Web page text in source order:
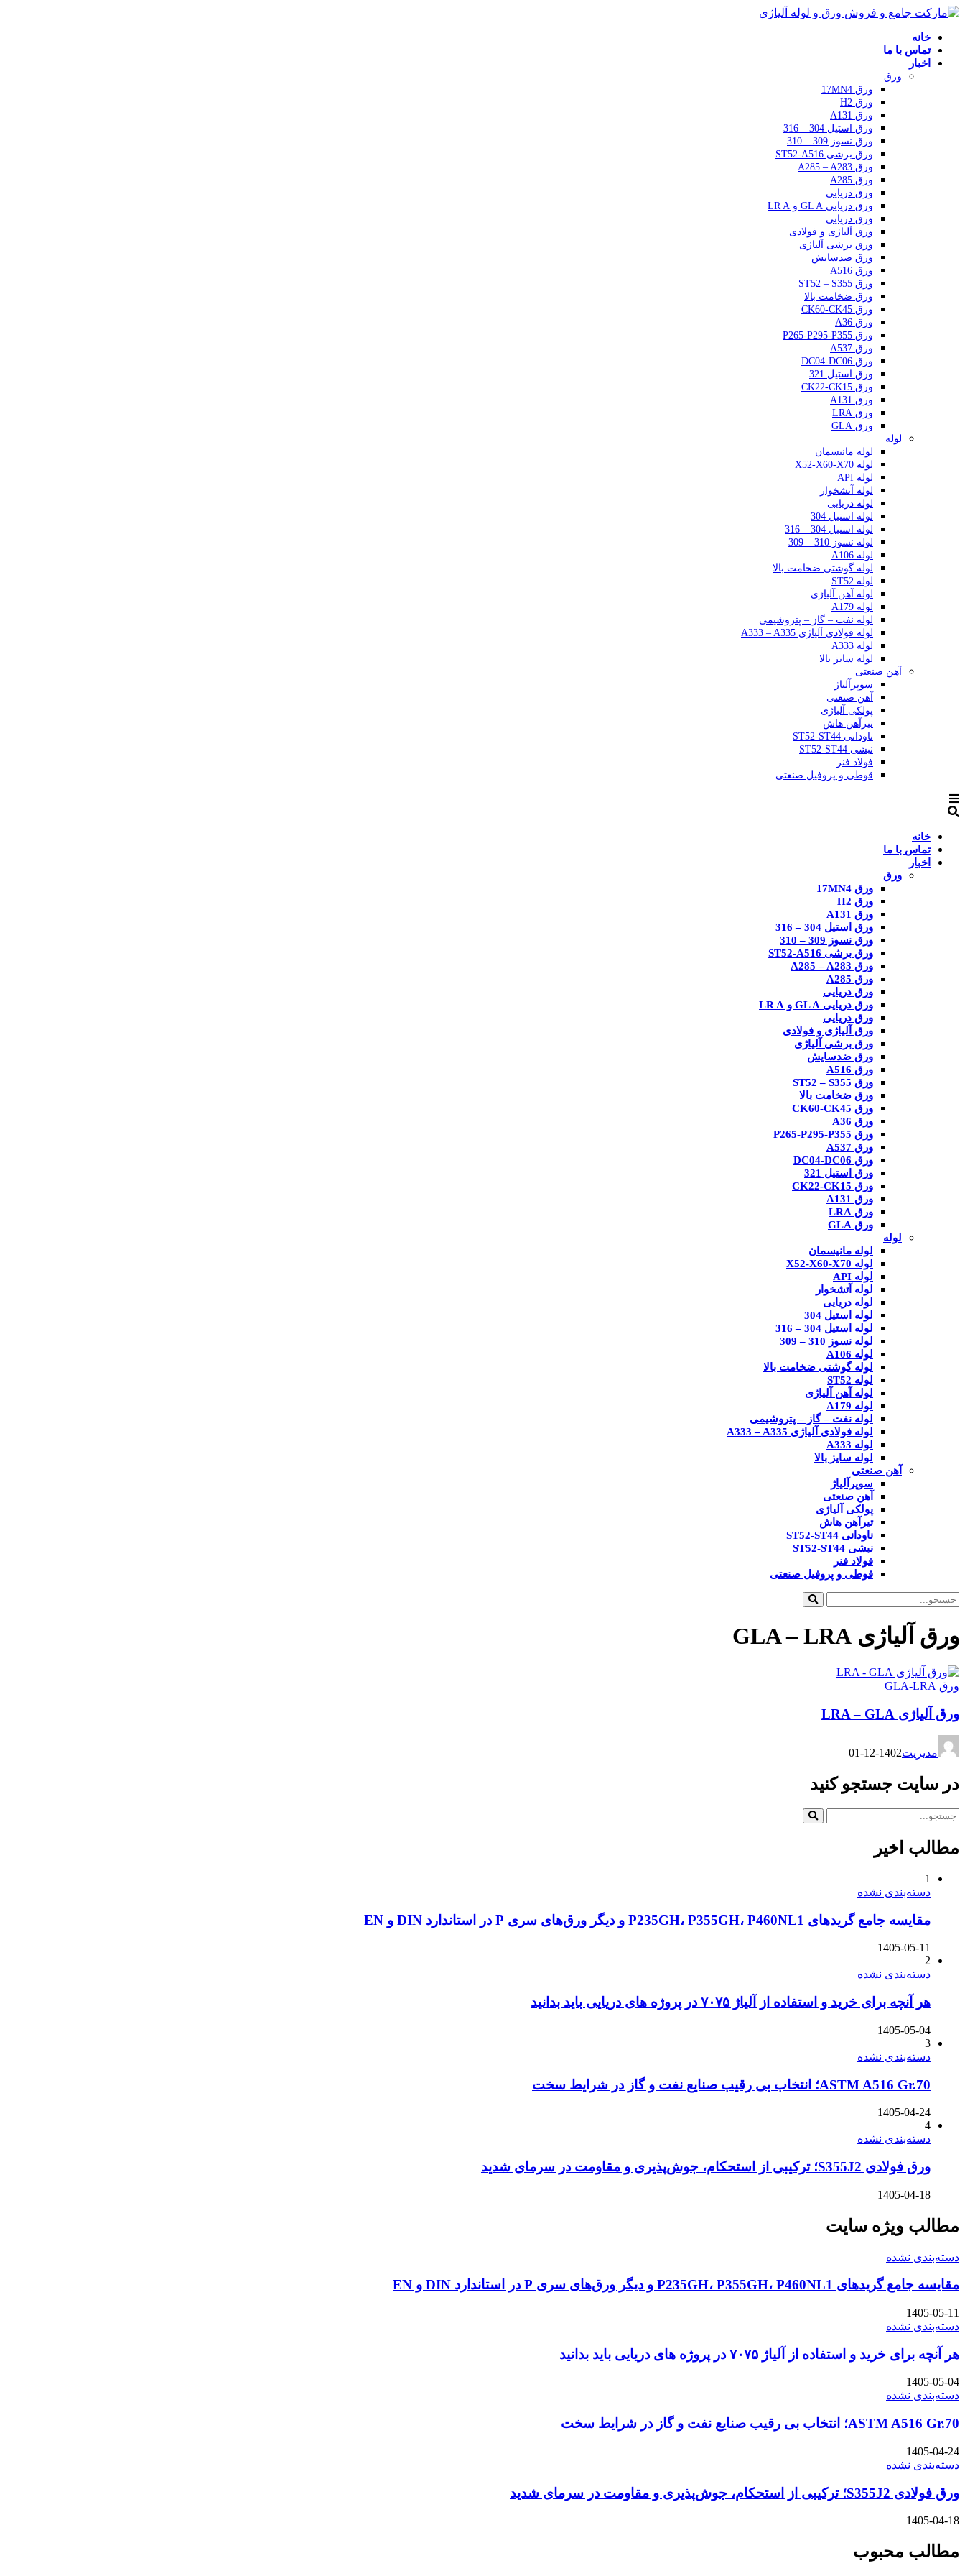
خانه
تماس با ما
اخبار
ورق
ورق 17MN4
ورق H2
ورق A131
ورق استیل 304 – 316
ورق نسوز 309 – 310
ورق برشی ST52-A516
ورق A285 – A283
ورق A285
ورق دریایی
ورق دریایی GL A و LR A
ورق دریایی
ورق آلیاژی و فولادی
ورق برشی آلیاژی
ورق ضدسایش
ورق A516
ورق ST52 – S355
ورق ضخامت بالا
ورق CK60-CK45
ورق A36
ورق P265-P295-P355
ورق A537
ورق DC04-DC06
ورق استیل 321
ورق CK22-CK15
ورق A131
ورق LRA
ورق GLA
لوله
لوله مانیسمان
لوله X52-X60-X70
لوله API
لوله آتشخوار
لوله دریایی
لوله استیل 304
لوله استیل 304 – 316
لوله نسوز 310 – 309
لوله A106
لوله گوشتی ضخامت بالا
لوله ST52
لوله آهن آلیاژی
لوله A179
لوله نفت – گاز – پتروشیمی
لوله فولادی آلیاژی A333 – A335
لوله A333
لوله سایز بالا
آهن صنعتی
سوپرآلیاژ
آهن صنعتی
پولکی آلیاژی
تیرآهن هاش
ناودانی ST52-ST44
نبشی ST52-ST44
فولاد فنر
قوطی و پروفیل صنعتی
خانه
تماس با ما
اخبار
ورق
ورق 17MN4
ورق H2
ورق A131
ورق استیل 304 – 316
ورق نسوز 309 – 310
ورق برشی ST52-A516
ورق A285 – A283
ورق A285
ورق دریایی
ورق دریایی GL A و LR A
ورق دریایی
ورق آلیاژی و فولادی
ورق برشی آلیاژی
ورق ضدسایش
ورق A516
ورق ST52 – S355
ورق ضخامت بالا
ورق CK60-CK45
ورق A36
ورق P265-P295-P355
ورق A537
ورق DC04-DC06
ورق استیل 321
ورق CK22-CK15
ورق A131
ورق LRA
ورق GLA
لوله
لوله مانیسمان
لوله X52-X60-X70
لوله API
لوله آتشخوار
لوله دریایی
لوله استیل 304
لوله استیل 304 – 316
لوله نسوز 310 – 309
لوله A106
لوله گوشتی ضخامت بالا
لوله ST52
لوله آهن آلیاژی
لوله A179
لوله نفت – گاز – پتروشیمی
لوله فولادی آلیاژی A333 – A335
لوله A333
لوله سایز بالا
آهن صنعتی
سوپرآلیاژ
آهن صنعتی
پولکی آلیاژی
تیرآهن هاش
ناودانی ST52-ST44
نبشی ST52-ST44
فولاد فنر
قوطی و پروفیل صنعتی
ورق آلیاژی GLA – LRA
ورق GLA-LRA
ورق آلیاژی LRA – GLA
مدیریت1402-12-01
در سایت جستجو کنید
مطالب اخیر
1
دسته‌بندی نشده
مقایسه جامع گریدهای P235GH، P355GH، P460NL1 و دیگر ورق‌های سری P در استاندارد DIN و EN
1405-05-11
2
دسته‌بندی نشده
هر آنچه برای خرید و استفاده از آلیاژ ۷۰۷۵ در پروژه های دریایی باید بدانید
1405-05-04
3
دسته‌بندی نشده
ASTM A516 Gr.70؛ انتخاب بی رقیب صنایع نفت و گاز در شرایط سخت
1405-04-24
4
دسته‌بندی نشده
ورق فولادی S355J2؛ ترکیبی از استحکام، جوش‌پذیری و مقاومت در سرمای شدید
1405-04-18
مطالب ویژه سایت
دسته‌بندی نشده
مقایسه جامع گریدهای P235GH، P355GH، P460NL1 و دیگر ورق‌های سری P در استاندارد DIN و EN
1405-05-11
دسته‌بندی نشده
هر آنچه برای خرید و استفاده از آلیاژ ۷۰۷۵ در پروژه های دریایی باید بدانید
1405-05-04
دسته‌بندی نشده
ASTM A516 Gr.70؛ انتخاب بی رقیب صنایع نفت و گاز در شرایط سخت
1405-04-24
دسته‌بندی نشده
ورق فولادی S355J2؛ ترکیبی از استحکام، جوش‌پذیری و مقاومت در سرمای شدید
1405-04-18
مطالب محبوب